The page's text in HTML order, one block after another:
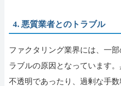
4. 悪質業者とのトラブル
ファクタリング業界には、一
ラブルの原因となっています
不透明であったり、過剰な手